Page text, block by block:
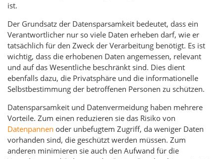
ist.
Der Grundsatz der Datensparsamkeit bedeutet, dass ein
Verantwortlicher nur so viele Daten erheben darf, wie er
tatsächlich für den Zweck der Verarbeitung benötigt. Es ist
wichtig, dass die erhobenen Daten angemessen, relevant
und auf das Wesentliche beschränkt sind. Dies dient
ebenfalls dazu, die Privatsphäre und die informationelle
Selbstbestimmung der betroffenen Personen zu schützen.
Datensparsamkeit und Datenvermeidung haben mehrere
Vorteile. Zum einen reduzieren sie das Risiko von
Datenpannen oder unbefugtem Zugriff, da weniger Daten
vorhanden sind, die geschützt werden müssen. Zum
anderen minimieren sie auch den Aufwand für die